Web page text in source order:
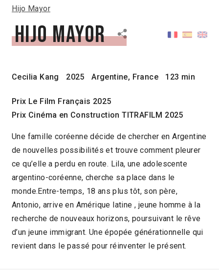
Hijo Mayor
Hijo Mayor
Cecilia Kang 2025 Argentine, France 123 min
Prix Le Film Français 2025
Prix Cinéma en Construction TITRAFILM 2025
Une famille coréenne décide de chercher en Argentine
de nouvelles possibilités et trouve comment pleurer
ce qu’elle a perdu en route. Lila, une adolescente
argentino-coréenne, cherche sa place dans le
monde.Entre-temps, 18 ans plus tôt, son père,
Antonio, arrive en Amérique latine , jeune homme à la
recherche de nouveaux horizons, poursuivant le rêve
d’un jeune immigrant. Une épopée générationnelle qui
revient dans le passé pour réinventer le présent.